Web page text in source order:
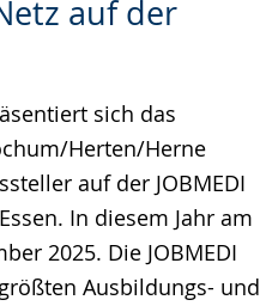
auf der
sich das
Herten/Herne
auf der JOBMEDI
In diesem Jahr am
2025. Die JOBMEDI
Ausbildungs- und